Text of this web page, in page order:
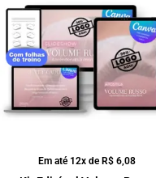
Em até 12x de R$ 6,08